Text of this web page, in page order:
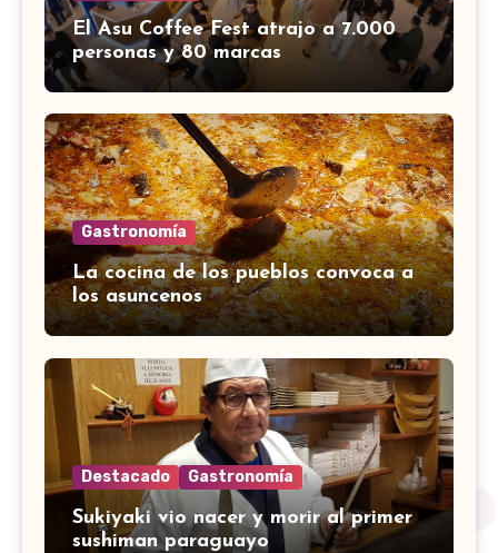
El Asu Coffee Fest atrajo a 7.000
personas y 80 marcas
Gastronomía
La cocina de los pueblos convoca a
los asuncenos
Destacado Gastronomía
Sukiyaki vio nacer y morir al primer
sushiman paraguayo